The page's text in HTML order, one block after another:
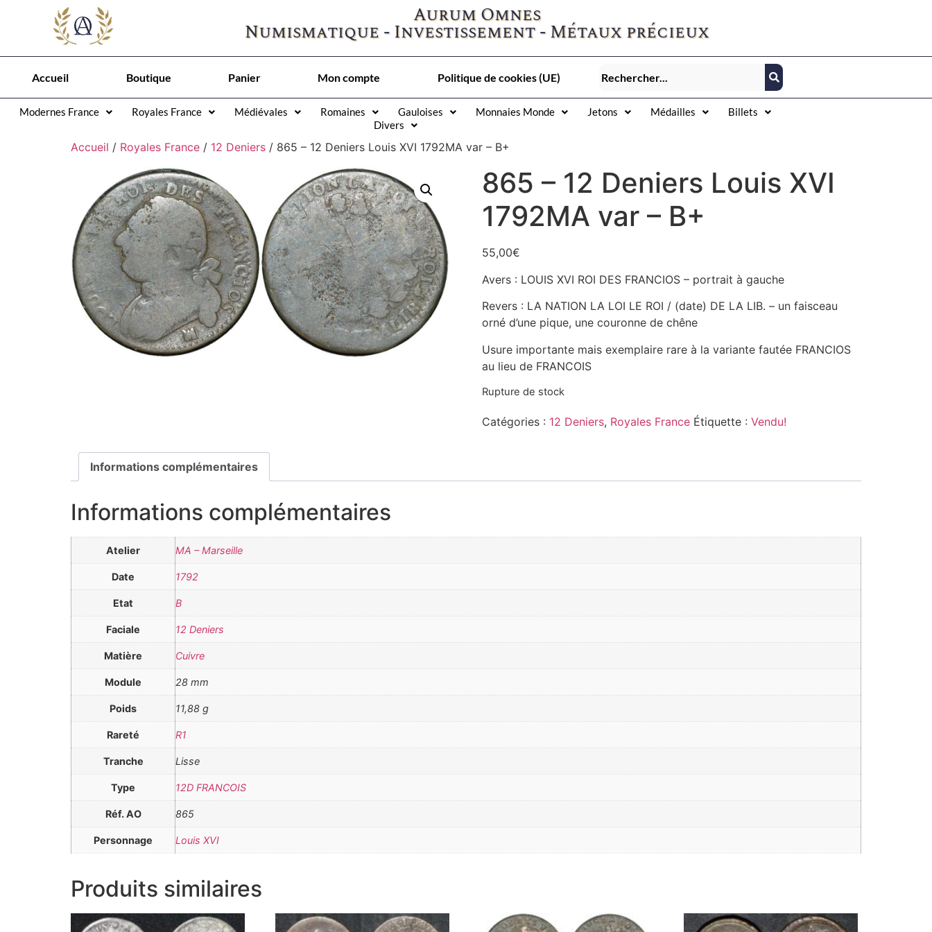
Aurum Omnes
Numismatique - Investissement - Métaux précieux
Accueil Boutique Panier Mon compte Politique de cookies (UE)
Modernes France Royales France Médiévales Romaines Gauloises Monnaies Monde Jetons Médailles
Billets
Divers
Accueil / Royales France / 12 Deniers / 865 – 12 Deniers Louis XVI 1792MA var – B+
865 – 12 Deniers Louis XVI
1792MA var – B+
55,00€
Avers : LOUIS XVI ROI DES FRANCIOS – portrait à gauche
Revers : LA NATION LA LOI LE ROI / (date) DE LA LIB. – un faisceau
orné d’une pique, une couronne de chêne
Usure importante mais exemplaire rare à la variante fautée FRANCIOS
au lieu de FRANCOIS
Rupture de stock
Catégories : 12 Deniers, Royales France Étiquette : Vendu!
Informations complémentaires
Informations complémentaires
Atelier MA – Marseille
Date 1792
Etat B
Faciale 12 Deniers
Matière Cuivre
Module 28 mm
Poids 11,88 g
Rareté R1
Tranche Lisse
Type 12D FRANCOIS
Réf. AO 865
Personnage Louis XVI
Produits similaires